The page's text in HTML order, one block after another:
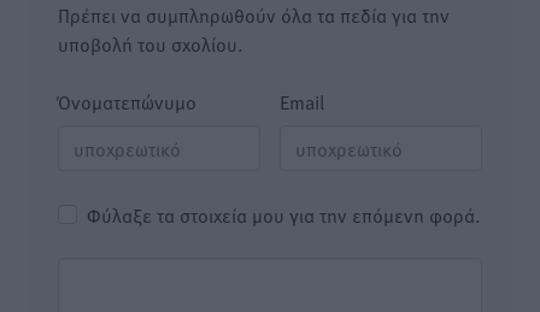
Πρέπει να συμπληρωθούν όλα τα πεδία για την
υποβολή του σχολίου.
Όνοματεπώνυμο Email
Φύλαξε τα στοιχεία μου για την επόμενη φορά.